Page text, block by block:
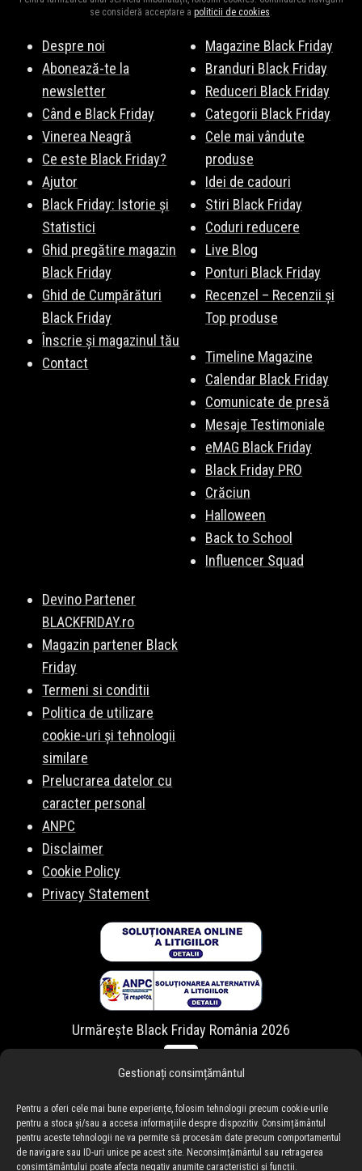
Gestionați consimțământul
Pentru a oferi cele mai bune experiențe, folosim tehnologii precum cookie-urile
pentru a stoca și/sau a accesa informațiile despre dispozitiv. Consimțământul
pentru aceste tehnologii ne va permite să procesăm date precum comportamentul
de navigare sau ID-uri unice pe acest site. Neconsimțământul sau retragerea
consimțământului poate afecta negativ anumite caracteristici și funcții.
se consideră acceptare a politicii de cookies.
Despre noi
Abonează-te la
newsletter
Când e Black Friday
Vinerea Neagră
Ce este Black Friday?
Ajutor
Black Friday: Istorie și
Statistici
Ghid pregătire magazin
Black Friday
Ghid de Cumpărături
Black Friday
Înscrie și magazinul tău
Contact
Magazine Black Friday
Branduri Black Friday
Reduceri Black Friday
Categorii Black Friday
Cele mai vândute
produse
Idei de cadouri
Stiri Black Friday
Coduri reducere
Live Blog
Ponturi Black Friday
Recenzel – Recenzii și
Top produse
Timeline Magazine
Calendar Black Friday
Comunicate de presă
Mesaje Testimoniale
eMAG Black Friday
Black Friday PRO
Crăciun
Halloween
Back to School
Influencer Squad
Devino Partener
BLACKFRIDAY.ro
Magazin partener Black
Friday
Termeni si conditii
Politica de utilizare
cookie-uri și tehnologii
similare
Prelucrarea datelor cu
caracter personal
ANPC
Disclaimer
Cookie Policy
Privacy Statement
Urmărește Black Friday România 2026